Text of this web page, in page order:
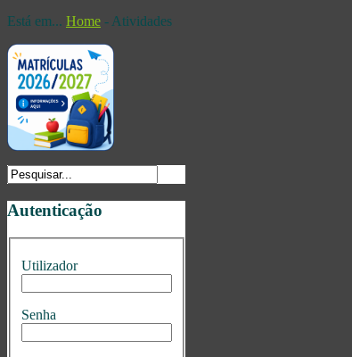
Está em... Home - Atividades
Autenticação
Utilizador
Senha